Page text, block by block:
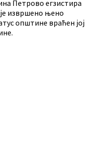
Петрово егзистира
извршено њено
општине враћен јој